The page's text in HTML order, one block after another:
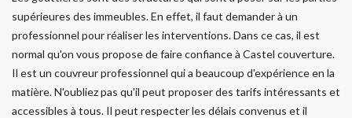
supérieures des immeubles. En effet, il faut demander à un
professionnel pour réaliser les interventions. Dans ce cas, il est
normal qu'on vous propose de faire confiance à Castel couverture.
Il est un couvreur professionnel qui a beaucoup d'expérience en la
matière. N'oubliez pas qu'il peut proposer des tarifs intéressants et
accessibles à tous. Il peut respecter les délais convenus et il